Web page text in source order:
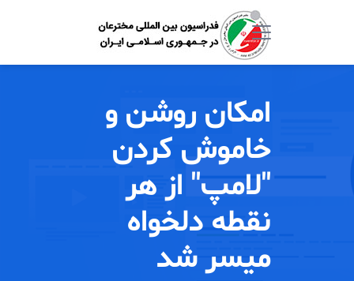
امکان روشن و
خاموش کردن
"لامپ" از هر
نقطه دلخواه
میسر شد